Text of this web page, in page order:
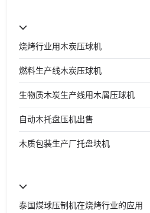
烧烤行业用木炭压球机
燃料生产线木炭压球机
生物质木炭生产线用木屑压球机
自动木托盘压机出售
木质包装生产厂托盘块机
泰国煤球压制机在烧烤行业的应用